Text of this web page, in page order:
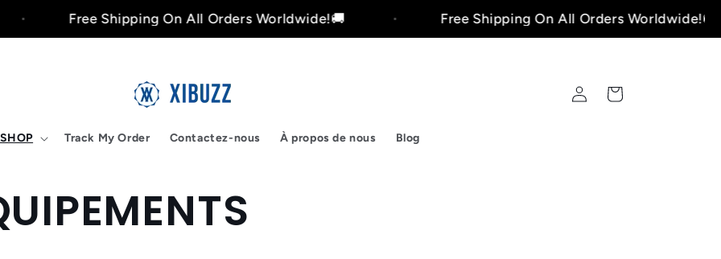
Free Shipping On All Orders Worldwide!🚚 Free Shipping On All Orders Worldwide!🚚
SHOP Track My Order Contactez-nous À propos de nous Blog
ConnexionPanier